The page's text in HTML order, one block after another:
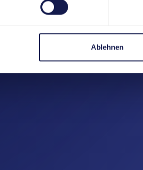
Ablehnen
Weltklasse
Sechseläutenplatz
Discover